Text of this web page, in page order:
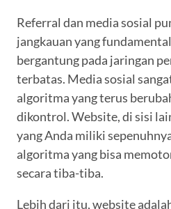
Referral dan media sosial
jangkauan yang
bergantung pada jaringan
terbatas. Media sosial
algoritma yang terus
dikontrol. Website, di sisi
yang Anda miliki
algoritma yang bisa
secara tiba-tiba.
Lebih dari itu, website